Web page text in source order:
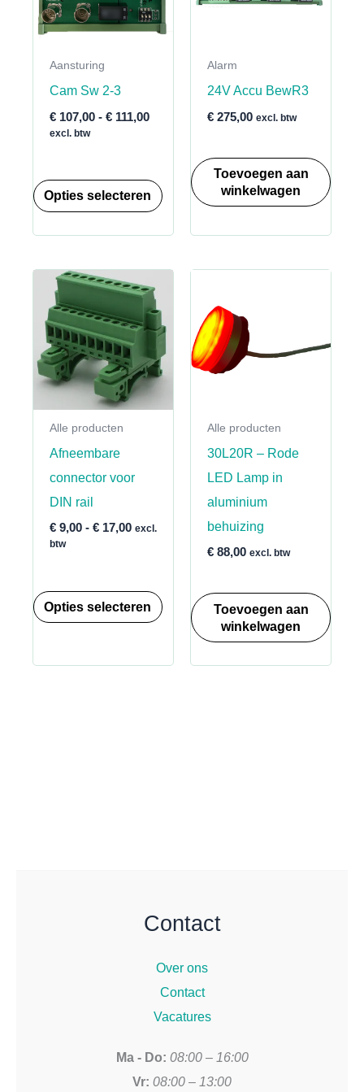
Aansturing
Cam Sw 2-3
€107,00 - €111,00Prijsklasse:
excl. btw
Opties selecteren
product
heeft
optie
kan
gekozen
productpagina
Alarm
24V Accu BewR3
€275,00 excl. btw
Toevoegen aan
winkelwagen
Alle producten
Afneembare
connector voor
DIN rail
€9,00 - €17,00Prijsklasse:
excl.
btw
Opties selecteren
product
meerdere
Alle producten
30L20R – Rode
LED Lamp in
aluminium
behuizing
€88,00 excl. btw
Toevoegen aan
winkelwagen
Contact
Over ons
Contact
Vacatures
Ma - Do: 08:00 – 16:00
Vr: 08:00 – 13:00